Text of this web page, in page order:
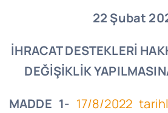
22 Şubat
İHRACAT DESTEKLERİ
DEĞİŞİKLİK
MADDE 1- 17/8/2022